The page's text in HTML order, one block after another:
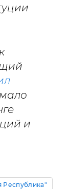
и
Республика"